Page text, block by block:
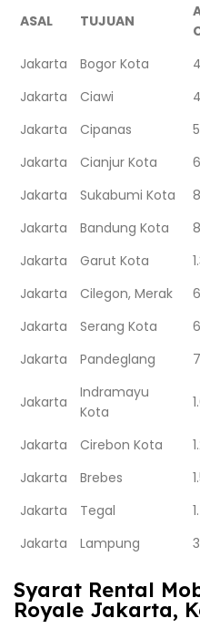
ASAL TUJUAN
Jakarta
Bogor Kota
Jakarta
Ciawi
Jakarta
Cipanas
Jakarta
Cianjur Kota
Jakarta
Sukabumi Kota
Jakarta
Bandung Kota
Jakarta
Garut Kota
Jakarta
Cilegon, Merak
Jakarta
Serang Kota
Jakarta
Pandeglang
Jakarta
Indramayu
Kota
Jakarta Cirebon Kota
Jakarta
Brebes
Jakarta
Tegal
Jakarta
Lampung
Syarat Rental
Royale Jakarta,